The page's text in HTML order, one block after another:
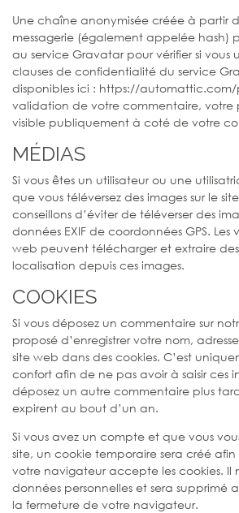
Une chaîne anonymisée créée à partir
messagerie (également appelée hash)
au service Gravatar pour vérifier si vous
clauses de confidentialité du service
disponibles ici : https://
validation de votre commentaire, votre
visible publiquement à coté de votre
MÉDIAS
Si vous êtes un utilisateur ou une
que vous téléversez des images sur le
conseillons d’éviter de téléverser des
données EXIF de coordonnées GPS. Les
web peuvent télécharger et extraire
localisation depuis ces images.
COOKIES
Si vous déposez un commentaire sur
proposé d’enregistrer votre nom,
site web dans des cookies. C’est
confort afin de ne pas avoir à saisir ces
déposez un autre commentaire plus
expirent au bout d’un an.
Si vous avez un compte et que vous
site, un cookie temporaire sera créé
votre navigateur accepte les cookies. Il
données personnelles et sera supprimé
la fermeture de votre navigateur.